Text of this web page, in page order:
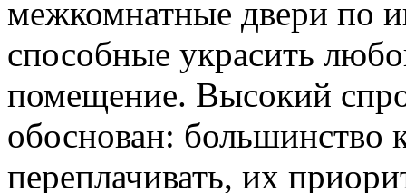
межкомнатные двери по
способные украсить
помещение. Высокий
обоснован: большинство
переплачивать, их